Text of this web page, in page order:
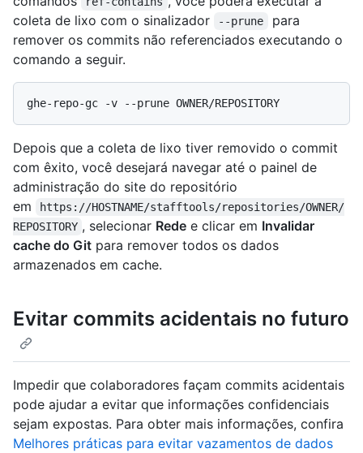
coleta de lixo com o sinalizador
--prune
para
remover os commits não referenciados executando o
comando a seguir.
Depois que a coleta de lixo tiver removido o commit
com êxito, você desejará navegar até o painel de
administração do site do repositório
em
https://HOSTNAME/stafftools/repositories/OWNER/
REPOSITORY , selecionar Rede e clicar em Invalidar
cache do Git para remover todos os dados
armazenados em cache.
Evitar commits acidentais no futuro
Impedir que colaboradores façam commits acidentais
pode ajudar a evitar que informações confidenciais
sejam expostas. Para obter mais informações, confira
Melhores práticas para evitar vazamentos de dados